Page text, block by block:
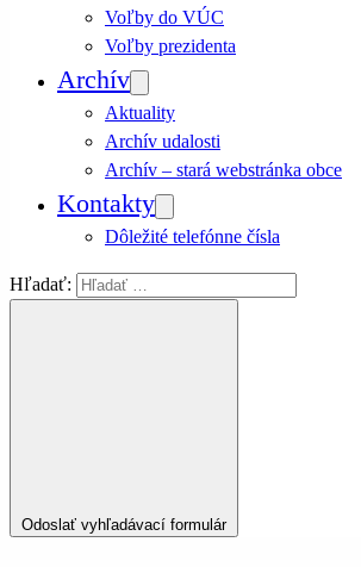
Voľby do VÚC
Voľby prezidenta
Archív
Aktuality
Archív udalosti
Archív – stará webstránka obce
Kontakty
Dôležité telefónne čísla
Hľadať:
Odoslať vyhľadávací formulár